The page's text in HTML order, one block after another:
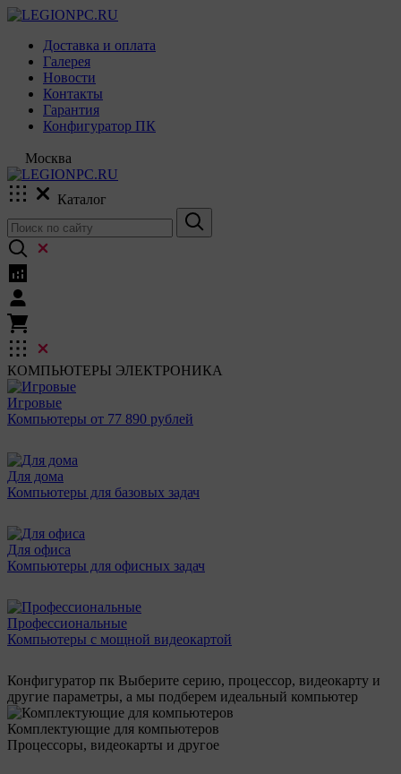
Доставка и оплата
Галерея
Новости
Контакты
Гарантия
Конфигуратор ПК
Москва
Каталог
КОМПЬЮТЕРЫ ЭЛЕКТРОНИКА
Игровые
Компьютеры от 77 890 рублей
Для дома
Компьютеры для базовых задач
Для офиса
Компьютеры для офисных задач
Профессиональные
Компьютеры с мощной видеокартой
Конфигуратор пк Выберите серию, процессор, видеокарту и
другие параметры, а мы подберем идеальный компьютер
Комплектующие для компьютеров
Процессоры, видеокарты и другое